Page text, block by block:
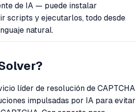
de IA — puede instalar
scripts y ejecutarlos, todo desde
natural.
líder de resolución de CAPTCHA
impulsadas por IA para evitar